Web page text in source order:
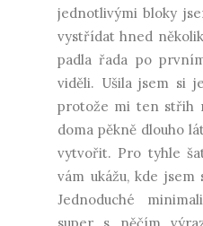
jednotlivými bloky
vystřídat hned
padla řada po
viděli. Ušila jsem si
protože mi ten střih
doma pěkně dlouho
vytvořit. Pro tyhle
vám ukážu, kde jsem
Jednoduché